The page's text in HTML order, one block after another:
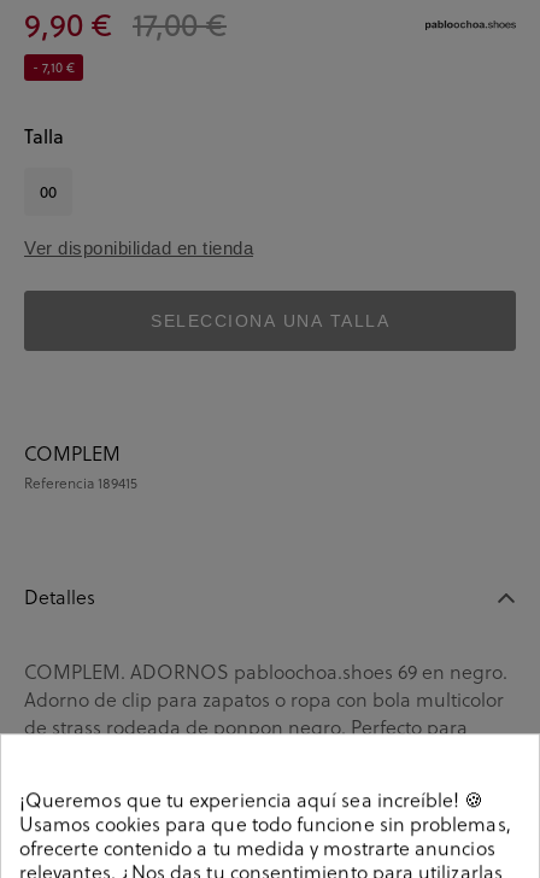
9,90 € 17,00 €
- 7,10 €
Talla
00
Ver disponibilidad en tienda
SELECCIONA UNA TALLA
COMPLEM
Referencia 189415
Detalles
COMPLEM. ADORNOS pabloochoa.shoes 69 en negro.
Adorno de clip para zapatos o ropa con bola multicolor
de strass rodeada de ponpon negro. Perfecto para
Referencia189415
¡Queremos que tu experiencia aquí sea increíble! 🍪
Usamos cookies para que todo funcione sin problemas,
ofrecerte contenido a tu medida y mostrarte anuncios
relevantes. ¿Nos das tu consentimiento para utilizarlas